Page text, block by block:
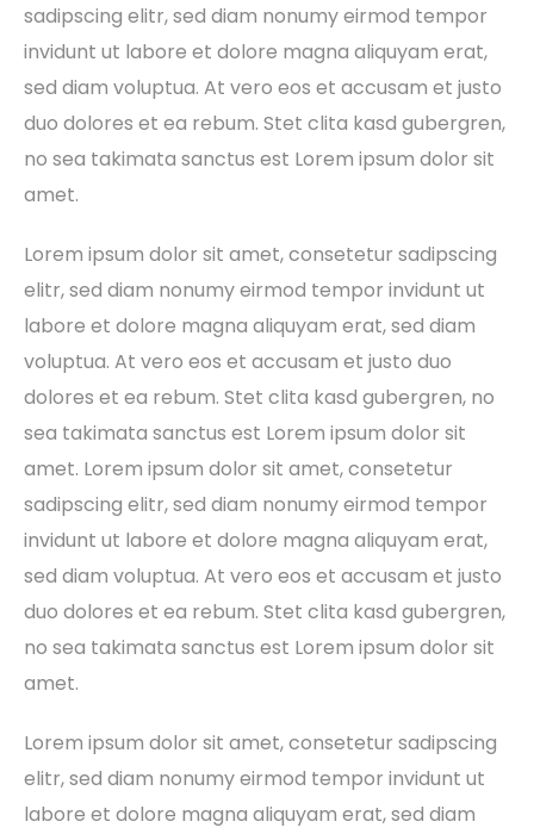
sadipscing elitr, sed diam nonumy eirmod tempor
invidunt ut labore et dolore magna aliquyam erat,
sed diam voluptua. At vero eos et accusam et justo
duo dolores et ea rebum. Stet clita kasd gubergren,
no sea takimata sanctus est Lorem ipsum dolor sit
amet.
Lorem ipsum dolor sit amet, consetetur sadipscing
elitr, sed diam nonumy eirmod tempor invidunt ut
labore et dolore magna aliquyam erat, sed diam
voluptua. At vero eos et accusam et justo duo
dolores et ea rebum. Stet clita kasd gubergren, no
sea takimata sanctus est Lorem ipsum dolor sit
amet. Lorem ipsum dolor sit amet, consetetur
sadipscing elitr, sed diam nonumy eirmod tempor
invidunt ut labore et dolore magna aliquyam erat,
sed diam voluptua. At vero eos et accusam et justo
duo dolores et ea rebum. Stet clita kasd gubergren,
no sea takimata sanctus est Lorem ipsum dolor sit
amet.
Lorem ipsum dolor sit amet, consetetur sadipscing
elitr, sed diam nonumy eirmod tempor invidunt ut
labore et dolore magna aliquyam erat, sed diam